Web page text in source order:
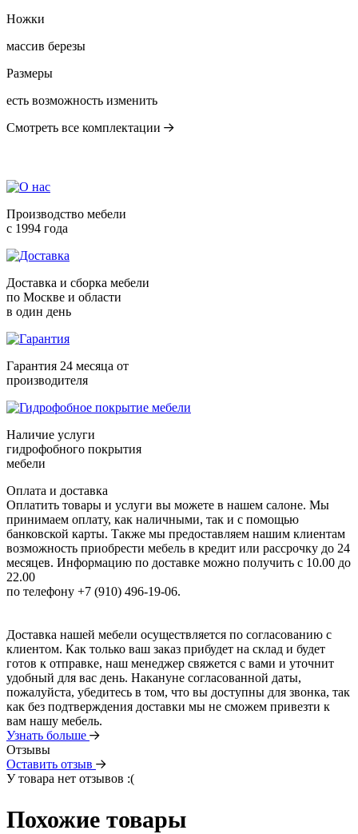
Ножки
массив березы
Размеры
есть возможность изменить
Смотреть все комплектации
Производство мебели
с 1994 года
Доставка и сборка мебели
по Москве и области
в один день
Гарантия 24 месяца от
производителя
Наличие услуги
гидрофобного покрытия
мебели
Оплата и доставка
Оплатить товары и услуги вы можете в нашем салоне. Мы
принимаем оплату, как наличными, так и с помощью
банковской карты. Также мы предоставляем нашим клиентам
возможность приобрести мебель в кредит или рассрочку до 24
месяцев. Информацию по доставке можно получить с 10.00 до
22.00
по телефону +7 (910) 496-19-06.
Доставка нашей мебели осуществляется по согласованию с
клиентом. Как только ваш заказ прибудет на склад и будет
готов к отправке, наш менеджер свяжется с вами и уточнит
удобный для вас день. Накануне согласованной даты,
пожалуйста, убедитесь в том, что вы доступны для звонка, так
как без подтверждения доставки мы не сможем привезти к
вам нашу мебель.
Узнать больше
Отзывы
Оставить отзыв
У товара нет отзывов :(
Похожие товары